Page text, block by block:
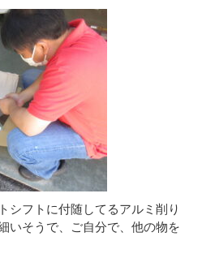
シフトに付随してるアルミ削り
いそうで、ご自分で、他の物を